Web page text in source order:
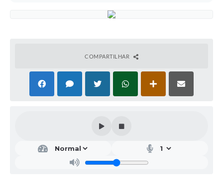
COMPARTILHAR